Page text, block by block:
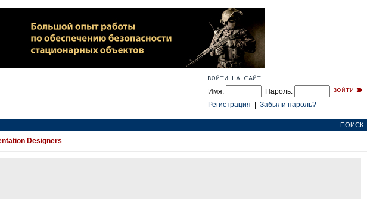
Имя:
Пароль:
Регистрация
Забыли пароль?
ПОИСК
Designers